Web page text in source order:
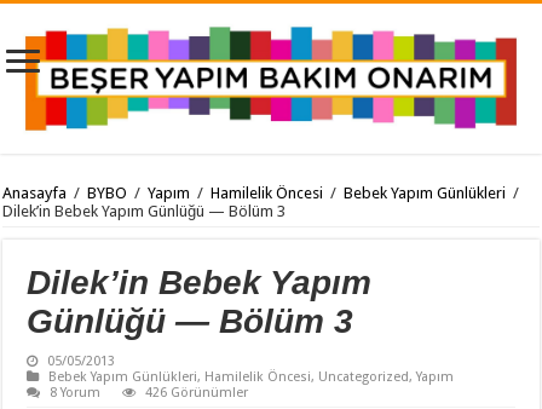
Anasayfa / BYBO / Yapım / Hamilelik Öncesi / Bebek Yapım Günlükleri /
Dilek’in Bebek Yapım Günlüğü — Bölüm 3
Dilek’in Bebek Yapım
Günlüğü — Bölüm 3
05/05/2013
Bebek Yapım Günlükleri, Hamilelik Öncesi, Uncategorized,Yapım
8 Yorum
426 Görünümler